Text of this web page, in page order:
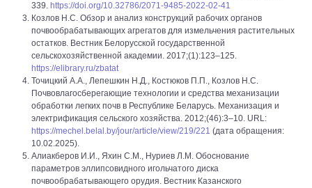
339. https://doi.org/10.32786/2071-9485-2022-02-41
Козлов Н.С. Обзор и анализ конструкций рабочих органов
почвообрабатывающих агрегатов для измельчения растительных
остатков. Вестник Белорусской государственной
сельскохозяйственной академии. 2017;(1):123–125.
https://elibrary.ru/zbatat
Точицкий А.А., Лепешкин Н.Д., Костюков П.П., Козлов Н.С.
Почвовлагосберегающие технологии и средства механизации
обработки легких почв в Республике Беларусь. Механизация и
электрификация сельского хозяйства. 2012;(46):3–10. URL:
https://mechel.belal.by/jour/article/view/219/221 (дата обращения:
10.02.2025).
Алиакберов И.И., Яхин С.М., Нуриев Л.М. Обоснование
параметров эллипсовидного игольчатого диска
почвообрабатывающего орудия. Вестник Казанского